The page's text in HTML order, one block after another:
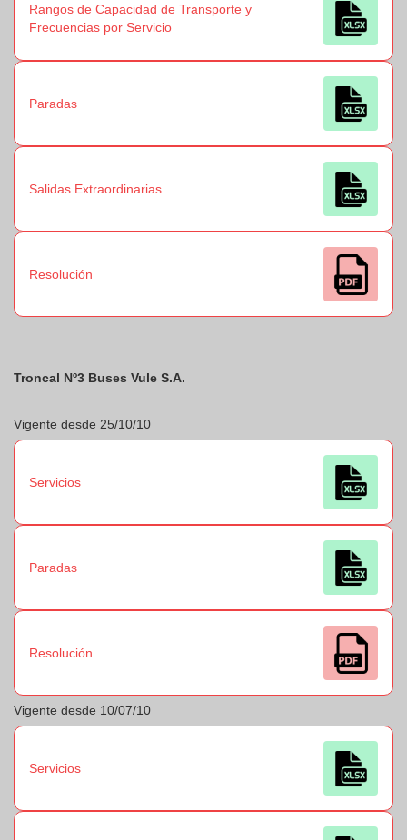
Rangos de Capacidad de Transporte y
Frecuencias por Servicio
Paradas
Salidas Extraordinarias
Resolución
Troncal Nº3 Buses Vule S.A.
Vigente desde 25/10/10
Servicios
Paradas
Resolución
Vigente desde 10/07/10
Servicios